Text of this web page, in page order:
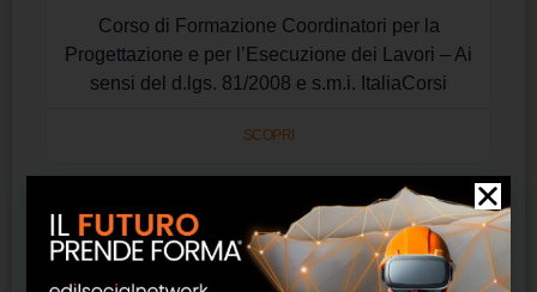
Corso di Formazione Coordinatori per la
Progettazione e per l’Esecuzione dei Lavori – Ai
sensi del d.lgs. 81/2008 e s.m.i. ItaliaCorsi
SCOPRI